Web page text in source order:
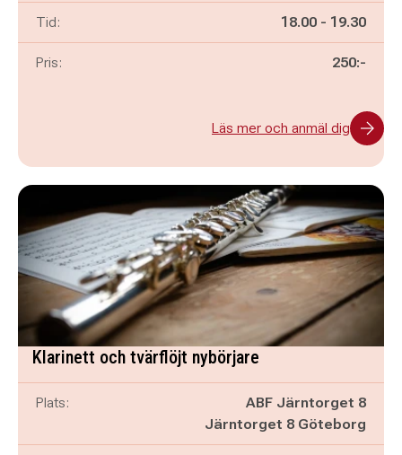
Tid: Pågår mellan
18.00 - och
19.30
Pris: 250:-
Läs mer och anmäl dig
Klarinett och tvärflöjt nybörjare
Plats:
ABF Järntorget 8
Järntorget 8 Göteborg